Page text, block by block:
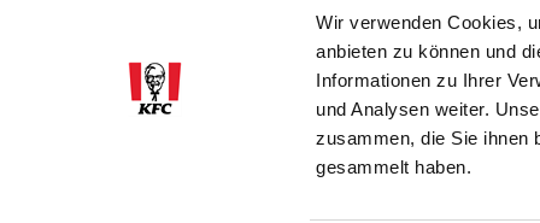
Wir verwenden Cookies,
anbieten zu können und
Informationen zu Ihrer
und Analysen weiter.
zusammen, die Sie ihnen
gesammelt haben.